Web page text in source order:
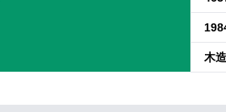
木造